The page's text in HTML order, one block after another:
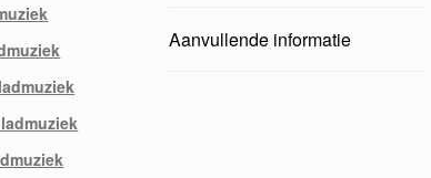
Aanvullende informatie